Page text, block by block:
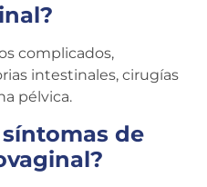
complicados,
intestinales, cirugías
pélvica.
síntomas de